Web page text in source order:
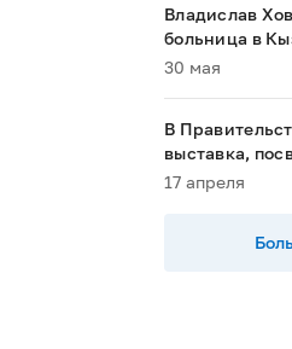
Владислав
больница в
пациентов в
30 мая
В
выставка,
национальным
17 апреля